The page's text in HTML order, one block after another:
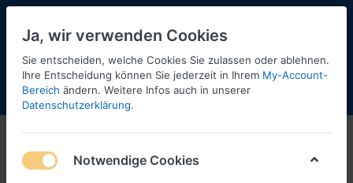
Menü Anmelden Shopaktualisierung
Ja, wir verwenden Cookies
Sie entscheiden, welche Cookies Sie zulassen oder ablehnen.
Ihre Entscheidung können Sie jederzeit in Ihrem My-Account-
Bereich ändern. Weitere Infos auch in unserer
Datenschutzerklärung.
Notwendige Cookies